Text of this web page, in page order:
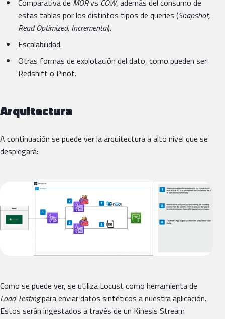
Comparativa de MORvs COW, además del consumo de
estas tablas por los distintos tipos de queries (Snapshot,
Read Optimized, Incremental).
Escalabilidad.
Otras formas de explotación del dato, como pueden ser
Redshift o Pinot.
Arquitectura
A continuación se puede ver la arquitectura a alto nivel que se
desplegará:
Como se puede ver, se utiliza Locust como herramienta de
Load Testingpara enviar datos sintéticos a nuestra aplicación.
Estos serán ingestados a través de un Kinesis Stream